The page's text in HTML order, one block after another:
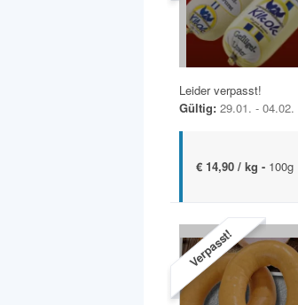
Leider verpasst!
Gültig: 29.01. - 04.02.
€ 14,90 / kg - 100g
Verpasst!